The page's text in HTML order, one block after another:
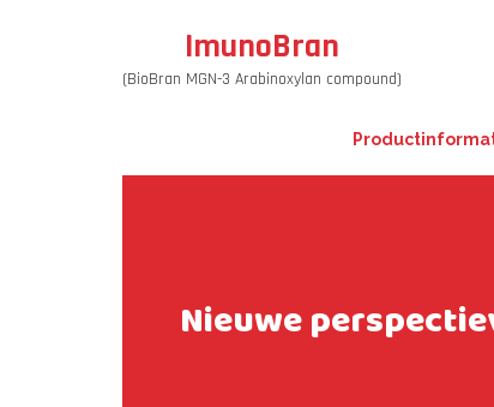
ImunoBran
(BioBran MGN-3 Arabinoxylan compound)
Nieuwe